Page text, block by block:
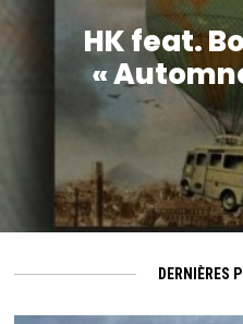
HK feat.
«
DERNIÈRES